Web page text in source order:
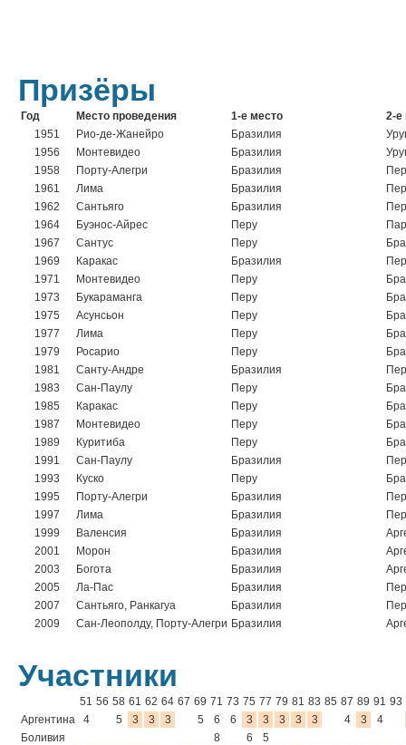
Призёры
Год Место проведения 1-е место
2-е
1951
Рио-де-Жанейро Бразилия
1956
Монтевидео Бразилия
1958
Порту-Алегри Бразилия
1961
Лима Бразилия
1962
Сантьяго Бразилия
1964
Буэнос-Айрес Перу
1967
Сантус Перу
1969
Каракас Бразилия
1971
Монтевидео Перу
1973
Букараманга Перу
1975
Асунсьон Перу
1977
Лима Перу
1979
Росарио Перу
1981
Санту-Андре Бразилия
1983
Сан-Паулу Перу
1985
Каракас Перу
1987
Монтевидео Перу
1989
Куритиба Перу
1991
Сан-Паулу Бразилия
1993
Куско Перу
1995
Порту-Алегри Бразилия
1997
Лима Бразилия
1999
Валенсия Бразилия
2001
Морон Бразилия
2003
Богота Бразилия
2005
Ла-Пас Бразилия
2007
Сантьяго, Ранкагуа Бразилия
2009
Сан-Леополду, Порту-Алегри Бразилия
Участники
51 56 58 61 62 64 67 69 71 73 75 77 79 81 83 85 87 89 91 93
Аргентина
4 5 3 3 3 5 6 6 3 3 3 3 3 4 3
4
Боливия
8 6
5